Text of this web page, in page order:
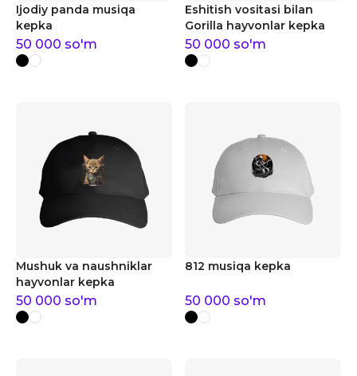
Ijodiy panda musiqa
kepka
50 000 so'm
Eshitish vositasi bilan
Gorilla hayvonlar kepka
50 000 so'm
Mushuk va naushniklar
hayvonlar kepka
50 000 so'm
812 musiqa kepka
50 000 so'm